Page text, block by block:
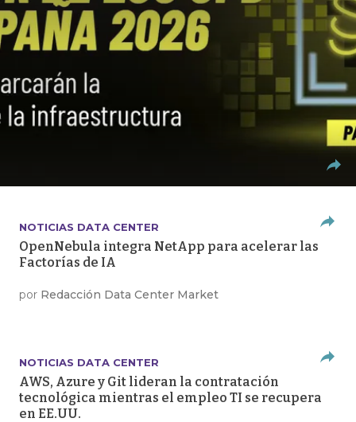
NOTICIAS DATA CENTER
OpenNebula integra NetApp para acelerar las
Factorías de IA
por Redacción Data Center Market
NOTICIAS DATA CENTER
AWS, Azure y Git lideran la contratación
tecnológica mientras el empleo TI se recupera
en EE.UU.